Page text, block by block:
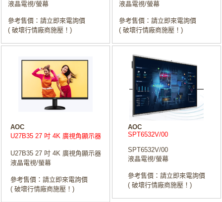
液晶電視/螢幕
參考售價：請立即來電詢價
( 破壞行情廠商施壓！)
液晶電視/螢幕
參考售價：請立即來電詢價
( 破壞行情廠商施壓！)
AOC
U27B35 27 吋 4K 廣視角顯示器
U27B35 27 吋 4K 廣視角顯示器
液晶電視/螢幕
參考售價：請立即來電詢價
( 破壞行情廠商施壓！)
AOC
SPT6532V/00
SPT6532V/00
液晶電視/螢幕
參考售價：請立即來電詢價
( 破壞行情廠商施壓！)